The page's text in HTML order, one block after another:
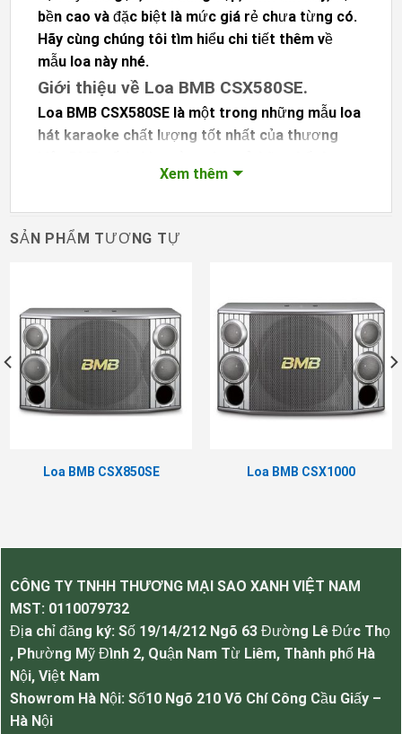
bền cao và đặc biệt là mức giá rẻ chưa từng có.
Hãy cùng chúng tôi tìm hiểu chi tiết thêm về
mẫu loa này nhé.
Giới thiệu về Loa BMB CSX580SE.
Loa BMB CSX580SE là một trong những mẫu loa
hát karaoke chất lượng tốt nhất của thương
âm thanh cực tốt, độ bền cực cao, kiểu dáng đẹp
CSX580SE là dòng loa bán chạy nhất trên thị
trường hiện nay, khách hàng đánh giá là cực kỳ
Thông số kỹ thuật của Loa BMB
CSX580SE.
Hãng BMB
Loại loa Chuyên dùng cho gia đình
Bass loa bass 20cm ( 8 inch)
Công suất RMS 200W
Kiểu loa Không công suất (Passive)
Dáng loa Loa nằm ngang
Màu sắc Đen
Thương Hiệu Japan
Nơi sản xuất China
Bảo Hành 12 tháng
Kích thước (RxCxD) 268x257x464 (mm)
Trọng lượng 9.0 kg
Xem thêm
SẢN PHẨM TƯƠNG TỰ
Loa BMB CSX850SE Loa BMB CSX1000
CÔNG TY TNHH THƯƠNG MẠI SAO XANH VIỆT NAM
MST: 0110079732
Địa chỉ đăng ký: Số 19/14/212 Ngõ 63 Đường Lê Đức Thọ
, Phường Mỹ Đình 2, Quận Nam Từ Liêm, Thành phố Hà
Nội, Việt Nam
Showrom Hà Nội: Số10 Ngõ 210 Võ Chí Công Cầu Giấy –
Hà Nội